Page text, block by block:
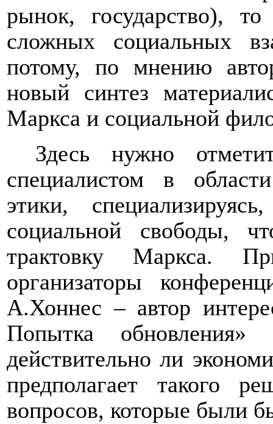
рынок, государство),
сложных социальных
потому, по мнению
новый синтез
Маркса и социальной
Здесь нужно
специалистом в
этики,
социальной свободы,
трактовку Маркса.
организаторы
А.Хоннес – автор
Попытка
действительно ли
предполагает такого
вопросов, которые были